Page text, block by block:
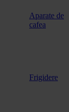
Aparate de
cafea
Frigidere